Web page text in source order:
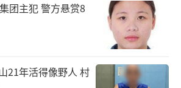
团主犯 警方悬赏8
21年活得像野人 村